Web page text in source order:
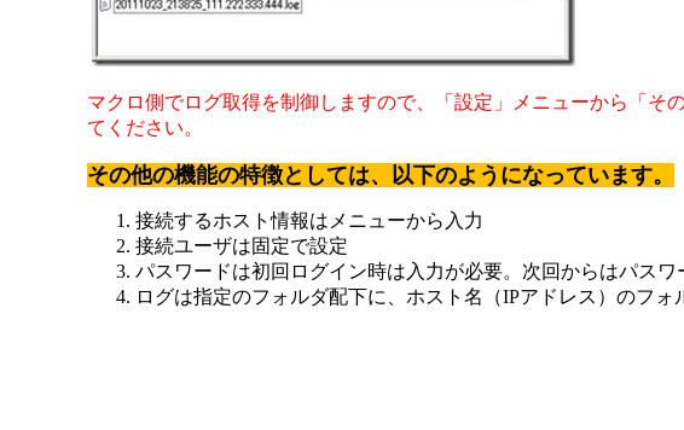
マクロ側でログ取得を制御しますので、「設定」メニューから「
てください。
その他の機能の特徴としては、以下のようになっています。
接続するホスト情報はメニューから入力
接続ユーザは固定で設定
パスワードは初回ログイン時は入力が必要。次回からはパス
ログは指定のフォルダ配下に、ホスト名（IPアドレス）のフ